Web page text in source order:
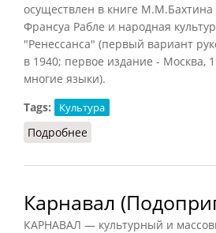
осуществлен в книге М.М.Бахтина
Франсуа Рабле и народная
"Ренессанса" (первый вариант
в 1940; первое издание - Москва,
многие языки).
Tags:
Культура
Подробнее
Карнавал
КАРНАВАЛ — культурный и